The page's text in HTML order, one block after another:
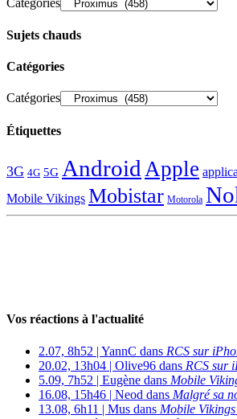
Sujets chauds
Catégories
Catégories
Étiquettes
3G 4G 5G Android Apple
Mobile Vikings Mobistar Motorola
Vos réactions à l'actualité
2.07, 8h52 | YannC dans RCS sur
20.02, 13h04 | Olive96 dans RCS sur
5.09, 7h52 | Eugène dans Mobile
16.08, 15h46 | Neod dans Malgré sa
13.08, 6h11 | Mus dans Mobile